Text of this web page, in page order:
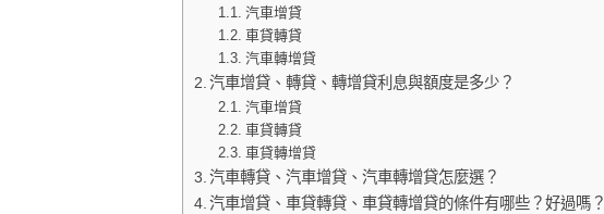
汽車增貸
車貸轉貸
汽車轉增貸
汽車增貸、轉貸、轉增貸利息與額度是多少？
汽車增貸
車貸轉貸
車貸轉增貸
汽車轉貸、汽車增貸、汽車轉增貸怎麼選？
汽車增貸、車貸轉貸、車貸轉增貸的條件有哪些？好過嗎？